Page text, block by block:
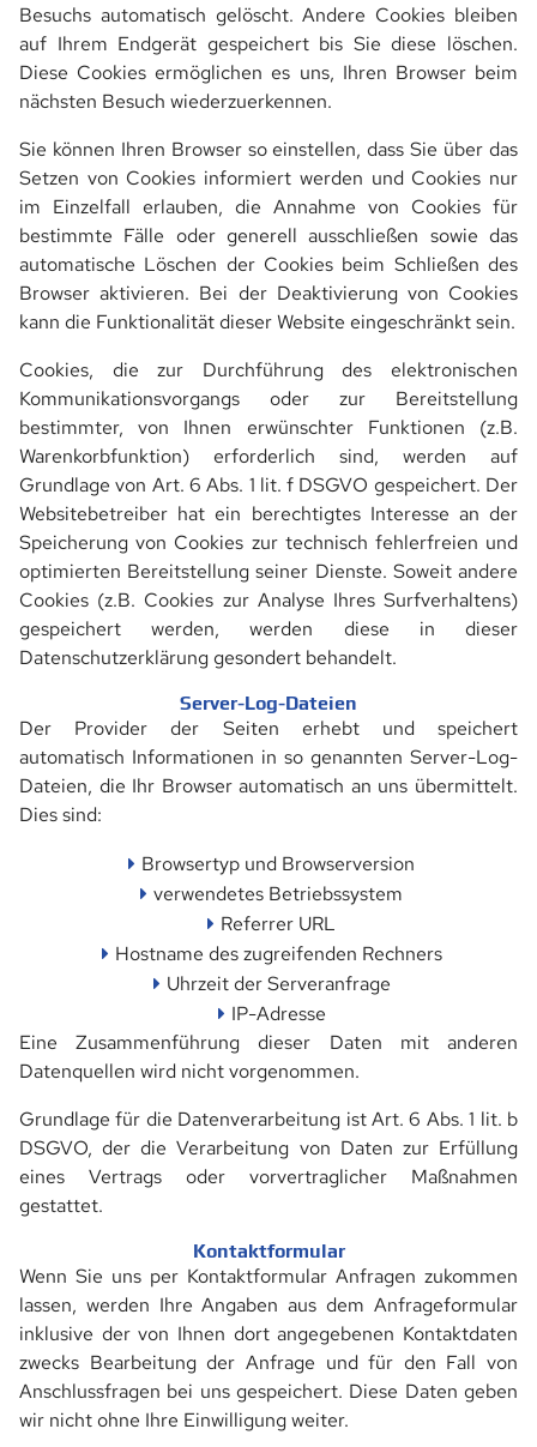
GITTERROSTMATTEN
VOLLROSTE
SCHWERLASTROSTE
FACHBEGRIFFE
BEFESTIGUNG SICHERUNG
GEWICHTSTABELLE
GFK-GITTERROSTE
GFK-ROSTE & STUFEN
GFK-ZUBEHÖR/BEFESTIGUNGEN
TREPPENANLAGEN
BLECHPROFIL-ROSTE
ZUBEHÖR/BEFESTIGUNG
BLECHPROFIL-VARIANTEN
DRAHTGITTER
WELLENGITTER
EINFASSPROFILE
ZAUNPFOSTEN
ZUBEHÖR & ZÄUNE
LOCHBLECH
RUNDLOCHUNG
QUADRATLOCHUNG
Besuchs automatisch gelöscht. Andere Cookies bleiben
auf Ihrem Endgerät gespeichert bis Sie diese löschen.
Diese Cookies ermöglichen es uns, Ihren Browser beim
nächsten Besuch wiederzuerkennen.
Sie können Ihren Browser so einstellen, dass Sie über das
Setzen von Cookies informiert werden und Cookies nur
im Einzelfall erlauben, die Annahme von Cookies für
bestimmte Fälle oder generell ausschließen sowie das
automatische Löschen der Cookies beim Schließen des
Browser aktivieren. Bei der Deaktivierung von Cookies
kann die Funktionalität dieser Website eingeschränkt sein.
Cookies, die zur Durchführung des elektronischen
Kommunikationsvorgangs oder zur Bereitstellung
bestimmter, von Ihnen erwünschter Funktionen (z.B.
Warenkorbfunktion) erforderlich sind, werden auf
Grundlage von Art. 6 Abs. 1 lit. f DSGVO gespeichert. Der
Websitebetreiber hat ein berechtigtes Interesse an der
Speicherung von Cookies zur technisch fehlerfreien und
optimierten Bereitstellung seiner Dienste. Soweit andere
Cookies (z.B. Cookies zur Analyse Ihres Surfverhaltens)
gespeichert werden, werden diese in dieser
Datenschutzerklärung gesondert behandelt.
Server-Log-Dateien
Der Provider der Seiten erhebt und speichert
automatisch Informationen in so genannten Server-Log-
Dateien, die Ihr Browser automatisch an uns übermittelt.
Dies sind:
Browsertyp und Browserversion
verwendetes Betriebssystem
Referrer URL
Hostname des zugreifenden Rechners
Uhrzeit der Serveranfrage
IP-Adresse
Eine Zusammenführung dieser Daten mit anderen
Datenquellen wird nicht vorgenommen.
Grundlage für die Datenverarbeitung ist Art. 6 Abs. 1 lit. b
DSGVO, der die Verarbeitung von Daten zur Erfüllung
eines Vertrags oder vorvertraglicher Maßnahmen
gestattet.
Kontaktformular
Wenn Sie uns per Kontaktformular Anfragen zukommen
lassen, werden Ihre Angaben aus dem Anfrageformular
inklusive der von Ihnen dort angegebenen Kontaktdaten
zwecks Bearbeitung der Anfrage und für den Fall von
Anschlussfragen bei uns gespeichert. Diese Daten geben
wir nicht ohne Ihre Einwilligung weiter.